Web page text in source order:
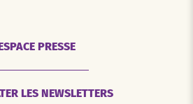
PRESSE
LES NEWSLETTERS